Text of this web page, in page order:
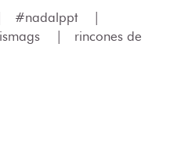
#nadalppt
|
|
rincones de